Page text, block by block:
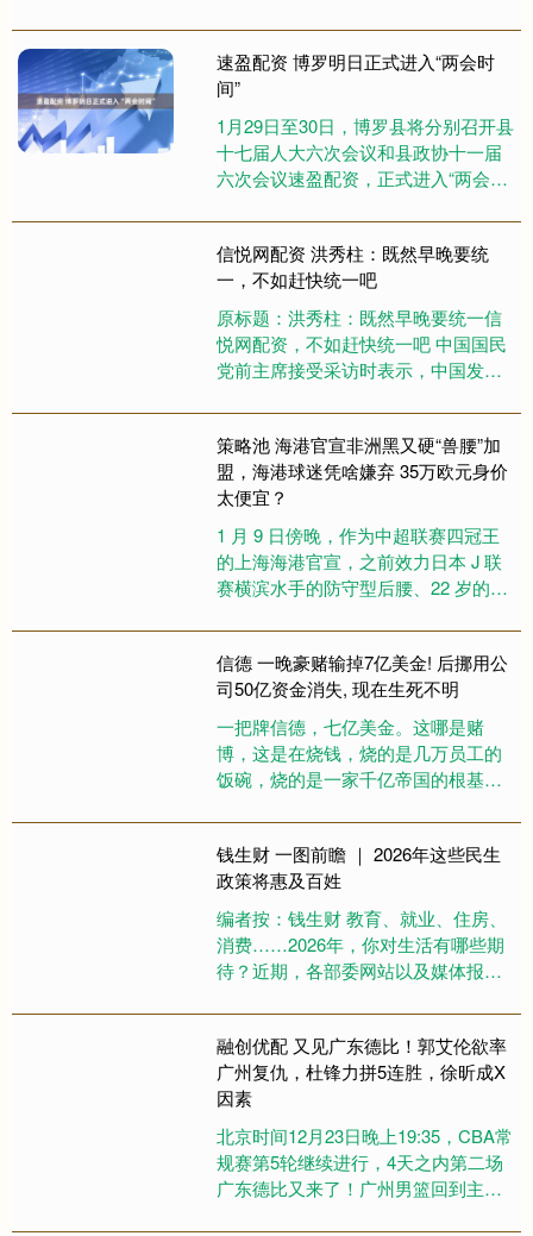
深300ETF基....
速盈配资 博罗明日正式进入“两会时
间”
1月29日至30日，博罗县将分别召开县
十七届人大六次会议和县政协十一届
六次会议速盈配资，正式进入“两会时
十一届博罗县委员会第六....
信悦网配资 洪秀柱：既然早晚要统
一，不如赶快统一吧
原标题：洪秀柱：既然早晚要统一信
悦网配资，不如赶快统一吧 中国国民
党前主席接受采访时表示，中国发展
远。“既然早晚要统一，不如赶快统....
策略池 海港官宣非洲黑又硬“兽腰”加
盟，海港球迷凭啥嫌弃 35万欧元身价
太便宜？
1 月 9 日傍晚，作为中超联赛四冠王
的上海海港官宣，之前效力日本 J 联
赛横滨水手的防守型后腰、22 岁的多
能力突出的非洲 “....
信德 一晚豪赌输掉7亿美金! 后挪用公
司50亿资金消失, 现在生死不明
一把牌信德，七亿美金。这哪是赌
博，这是在烧钱，烧的是几万员工的
饭碗，烧的是一家千亿帝国的根基。
人刘立荣把最后的筹码推了出去....
钱生财 一图前瞻 ｜ 2026年这些民生
政策将惠及百姓
编者按：钱生财 教育、就业、住房、
消费……2026年，你对生活有哪些期
待？近期，各部委网站以及媒体报道
信号。一起来看看!....
融创优配 又见广东德比！郭艾伦欲率
广州复仇，杜锋力拼5连胜，徐昕成X
因素
北京时间12月23日晚上19:35，CBA常
规赛第5轮继续进行，4天之内第二场
广东德比又来了！广州男篮回到主